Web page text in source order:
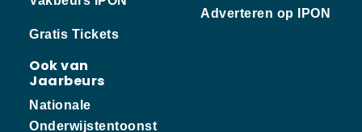
Gratis Tickets
Ook van
Jaarbeurs
Nationale
Onderwijstentoonst
Adverteren op IPON